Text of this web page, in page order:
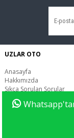
UZLAR OTO
Anasayfa
Hakkımızda
Sıkça Sorulan Sorular
İletişim